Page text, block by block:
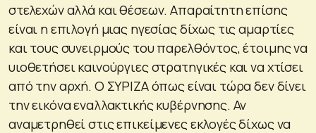
στελεχών αλλά και θέσεων. Απαραίτητη επίσης
είναι η επιλογή μιας ηγεσίας δίχως τις αμαρτίες
και τους συνειρμούς του παρελθόντος, έτοιμης να
υιοθετήσει καινούργιες στρατηγικές και να χτίσει
από την αρχή. Ο ΣΥΡΙΖΑ όπως είναι τώρα δεν δίνει
την εικόνα εναλλακτικής κυβέρνησης. Αν
αναμετρηθεί στις επικείμενες εκλογές δίχως να